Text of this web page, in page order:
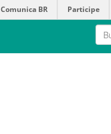
Comunica BR Participe